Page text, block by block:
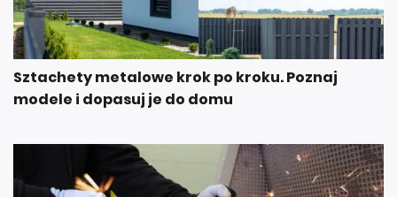
Sztachety metalowe krok po kroku. Poznaj
modele i dopasuj je do domu